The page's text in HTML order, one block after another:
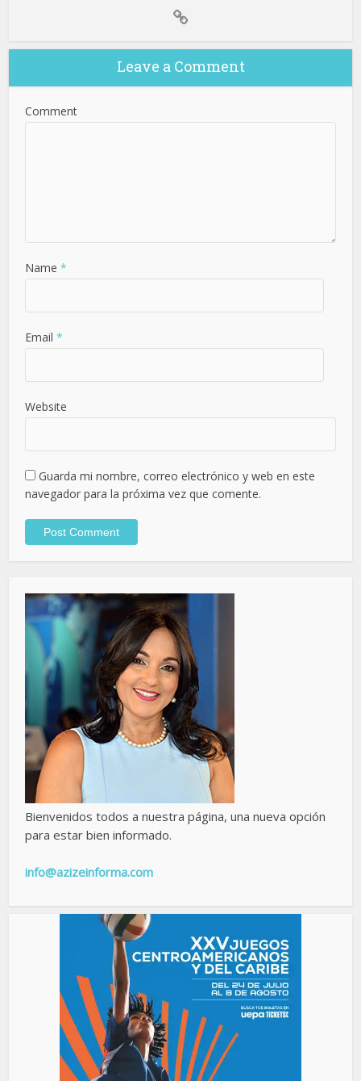
Leave a Comment
Comment
Name *
Email *
Website
Guarda mi nombre, correo electrónico y web en este
navegador para la próxima vez que comente.
Bienvenidos todos a nuestra página, una nueva opción
para estar bien informado.
info@azizeinforma.com